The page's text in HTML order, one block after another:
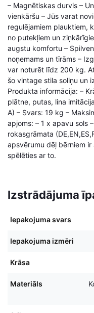
– Magnētiskas durvis –
vienkāršu – Jūs varat
regulējamiem plauktiem,
no putekļiem un
augstu komfortu –
noņemams un tīrāms –
var noturēt līdz 200 kg.
šo vintage stila soliņu un
Produkta informācija: –
plātne, putas, lina
A) – Svars: 19 kg –
apjoms: – 1 x apavu sols
rokasgrāmata
apsvērumu dēļ bērniem
spēlēties ar to.
Izstrādājuma
Iepakojuma svars
Iepakojuma izmēri
Krāsa
Materiāls